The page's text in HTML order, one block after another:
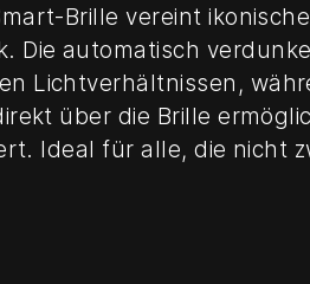
Brille vereint
Die automatisch
Lichtverhältnissen,
über die Brille
Ideal für alle, die nicht